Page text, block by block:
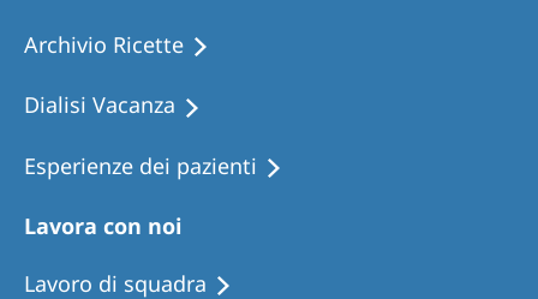
Archivio Ricette
Dialisi Vacanza
Esperienze dei pazienti
Lavora con noi
Lavoro di squadra